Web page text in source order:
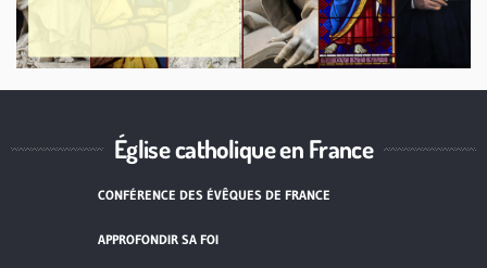
Église catholique en France
CONFÉRENCE DES ÉVÊQUES DE FRANCE
APPROFONDIR SA FOI